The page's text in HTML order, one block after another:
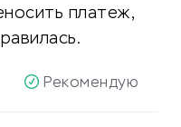
платеж,
Рекомендую